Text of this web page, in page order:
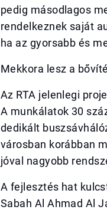
pedig másodlagos
rendelkeznek saját
ha az gyorsabb és
Mekkora lesz a
Az RTA jelenlegi
A munkálatok 30
dedikált
városban korábban
jóval nagyobb
A fejlesztés hat
Sabah Al Ahmad Al